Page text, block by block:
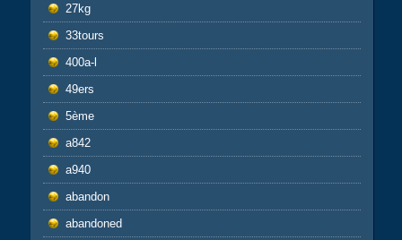
27kg
33tours
400a-l
49ers
5ème
a842
a940
abandon
abandoned